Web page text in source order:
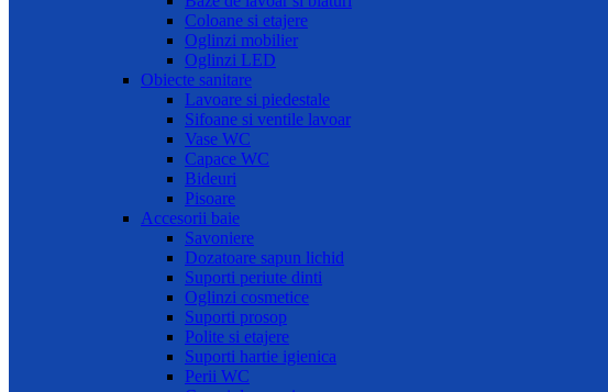
Coloane si etajere
Oglinzi mobilier
Oglinzi LED
Obiecte sanitare
Lavoare si piedestale
Sifoane si ventile lavoar
Vase WC
Capace WC
Bideuri
Pisoare
Accesorii baie
Savoniere
Dozatoare sapun lichid
Suporti periute dinti
Oglinzi cosmetice
Suporti prosop
Polite si etajere
Suporti hartie igienica
Perii WC